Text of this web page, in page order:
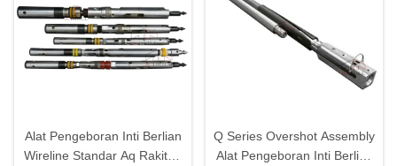
Alat Pengeboran Inti Berlian
Wireline Standar Aq Rakitan
Q Series Overshot Assembly
Alat Pengeboran Inti Berlian